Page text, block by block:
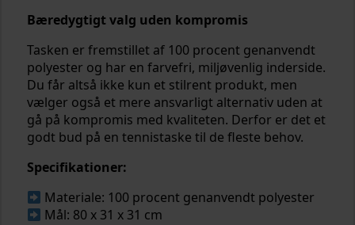
Bæredygtigt valg uden kompromis
Tasken er fremstillet af 100 procent genanvendt
polyester og har en farvefri, miljøvenlig inderside.
Du får altså ikke kun et stilrent produkt, men
vælger også et mere ansvarligt alternativ uden at
gå på kompromis med kvaliteten. Derfor er det et
godt bud på en tennistaske til de fleste behov.
Specifikationer:
Materiale: 100 procent genanvendt polyester
Mål: 80 x 31 x 31 cm